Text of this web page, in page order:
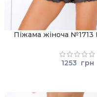
Піжама жіноча
1253 грн